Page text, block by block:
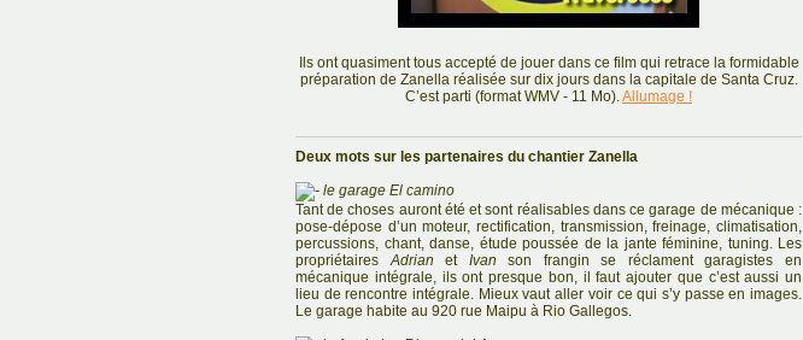
Ils ont quasiment tous accepté de jouer dans ce film qui retrace la formidable
préparation de Zanella réalisée sur dix jours dans la capitale de Santa Cruz.
C’est parti (format WMV - 11 Mo).Allumage !
Deux mots sur les partenaires du chantier Zanella
le garage El camino
Tant de choses auront été et sont réalisables dans ce garage de mécanique :
pose-dépose d’un moteur, rectification, transmission, freinage, climatisation,
percussions, chant, danse, étude poussée de la jante féminine, tuning. Les
propriétairesAdrian et Ivan son frangin se réclament garagistes en
mécanique intégrale, ils ont presque bon, il faut ajouter que c’est aussi un
lieu de rencontre intégrale. Mieux vaut aller voir ce qui s’y passe en images.
Le garage habite au 920 rue Maipu à Rio Gallegos.